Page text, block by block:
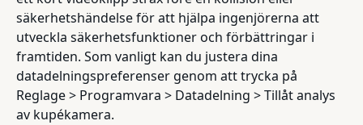
säkerhetshändelse för att hjälpa ingenjörerna att
utveckla säkerhetsfunktioner och förbättringar i
framtiden. Som vanligt kan du justera dina
datadelningspreferenser genom att trycka på
Reglage > Programvara > Datadelning > Tillåt analys
av kupékamera.